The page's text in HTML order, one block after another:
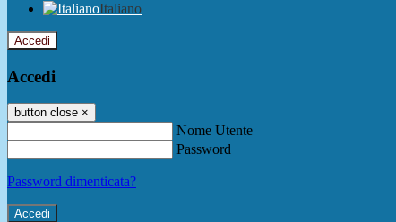
Italiano
Accedi
Accedi
button close ×
Nome Utente
Password
Password dimenticata?